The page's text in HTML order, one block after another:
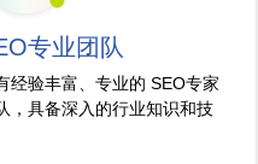
专业团队
经验丰富、专业的 SEO专家
，具备深入的行业知识和技